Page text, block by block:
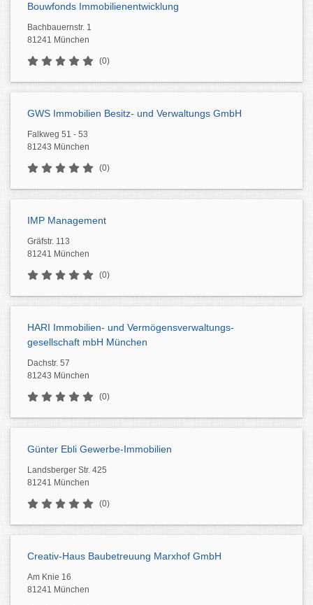
Bouwfonds Immobilienentwicklung
Bachbauernstr. 1
81241 München
(0)
GWS Immobilien Besitz- und Verwaltungs GmbH
Falkweg 51 - 53
81243 München
(0)
IMP Management
Gräfstr. 113
81241 München
(0)
HARI Immobilien- und Vermögensverwaltungs-
gesellschaft mbH München
Dachstr. 57
81243 München
(0)
Günter Ebli Gewerbe-Immobilien
Landsberger Str. 425
81241 München
(0)
Creativ-Haus Baubetreuung Marxhof GmbH
Am Knie 16
81241 München